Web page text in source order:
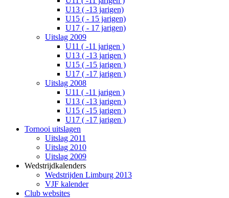
U13 ( -13 jarigen)
U15 ( - 15 jarigen)
U17 ( - 17 jarigen)
Uitslag 2009
U11 ( -11 jarigen )
U13 ( -13 jarigen )
U15 ( -15 jarigen )
U17 ( -17 jarigen )
Uitslag 2008
U11 ( -11 jarigen )
U13 ( -13 jarigen )
U15 ( -15 jarigen )
U17 ( -17 jarigen )
Tornooi uitslagen
Uitslag 2011
Uitslag 2010
Uitslag 2009
Wedstrijdkalenders
Wedstrijden Limburg 2013
VJF kalender
Club websites